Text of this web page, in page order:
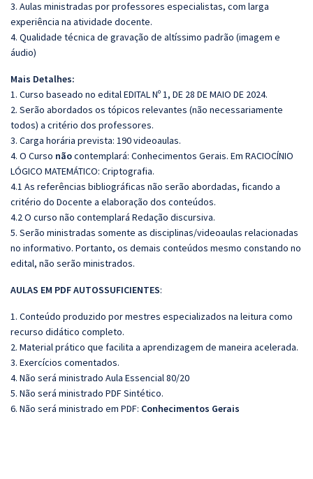
3. Aulas ministradas por professores especialistas, com larga
experiência na atividade docente.
4. Qualidade técnica de gravação de altíssimo padrão (imagem e
áudio)
Mais Detalhes:
1. Curso baseado no edital EDITAL Nº 1, DE 28 DE MAIO DE 2024.
2. Serão abordados os tópicos relevantes (não necessariamente
todos) a critério dos professores.
3. Carga horária prevista: 190 videoaulas.
4. O Curso nãocontemplará: Conhecimentos Gerais. Em RACIOCÍNIO
LÓGICO MATEMÁTICO: Criptografia.
4.1 As referências bibliográficas não serão abordadas, ficando a
critério do Docente a elaboração dos conteúdos.
4.2 O curso não contemplará Redação discursiva.
5. Serão ministradas somente as disciplinas/videoaulas relacionadas
no informativo. Portanto, os demais conteúdos mesmo constando no
edital, não serão ministrados.
AULAS EM PDF AUTOSSUFICIENTES:
1. Conteúdo produzido por mestres especializados na leitura como
recurso didático completo.
2. Material prático que facilita a aprendizagem de maneira acelerada.
3. Exercícios comentados.
4. Não será ministrado Aula Essencial 80/20
5. Não será ministrado PDF Sintético.
6. Não será ministrado em PDF: Conhecimentos Gerais